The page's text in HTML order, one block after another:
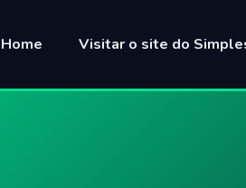
Home Visitar o site do